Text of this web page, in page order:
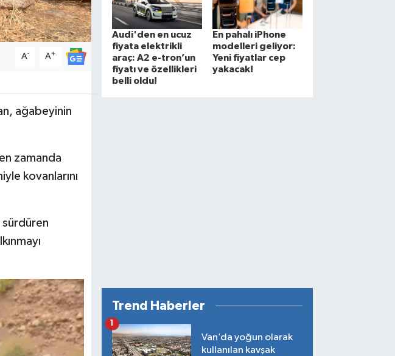
A- A+
ağabeyinin
zamanda
kovanlarını
sürdüren
Audi'den en ucuz
fiyata elektrikli
araç: A2 e-tron’un
fiyatı ve özellikleri
belli oldu!
En pahalı iPhone
modelleri geliyor:
Yeni fiyatlar cep
yakacak!
Trend Haberler
Van’da yoğun olarak
kullanılan kavşak
1